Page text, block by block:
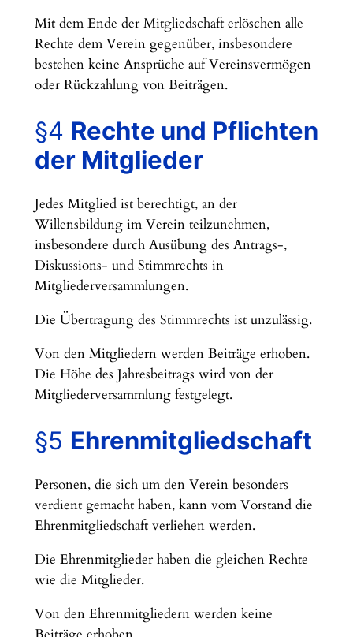
Mit dem Ende der Mitgliedschaft erlöschen alle
Rechte dem Verein gegenüber, insbesondere
bestehen keine Ansprüche auf Vereinsvermögen
oder Rückzahlung von Beiträgen.
§4 Rechte und Pflichten
der Mitglieder
Jedes Mitglied ist berechtigt, an der
Willensbildung im Verein teilzunehmen,
insbesondere durch Ausübung des Antrags-,
Diskussions- und Stimmrechts in
Mitgliederversammlungen.
Die Übertragung des Stimmrechts ist unzulässig.
Von den Mitgliedern werden Beiträge erhoben.
Die Höhe des Jahresbeitrags wird von der
Mitgliederversammlung festgelegt.
§5 Ehrenmitgliedschaft
Personen, die sich um den Verein besonders
verdient gemacht haben, kann vom Vorstand die
Ehrenmitgliedschaft verliehen werden.
Die Ehrenmitglieder haben die gleichen Rechte
wie die Mitglieder.
Von den Ehrenmitgliedern werden keine